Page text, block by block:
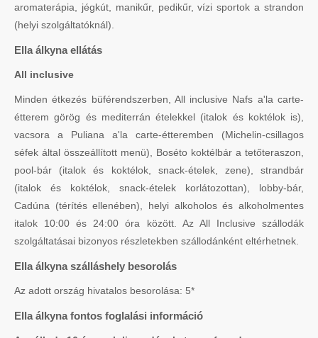
aromaterápia, jégkút, manikűr, pedikűr, vízi sportok a strandon
(helyi szolgáltatóknál).
Ella álkyna ellátás
All inclusive
Minden étkezés büférendszerben, All inclusive Nafs a'la carte-
étterem görög és mediterrán ételekkel (italok és koktélok is),
vacsora a Puliana a'la carte-étteremben (Michelin-csillagos
séfek által összeállított menü), Boséto koktélbár a tetőteraszon,
pool-bár (italok és koktélok, snack-ételek, zene), strandbár
(italok és koktélok, snack-ételek korlátozottan), lobby-bár,
Cadúna (térítés ellenében), helyi alkoholos és alkoholmentes
italok 10:00 és 24:00 óra között. Az All Inclusive szállodák
szolgáltatásai bizonyos részletekben szállodánként eltérhetnek.
Ella álkyna szálláshely besorolás
Az adott ország hivatalos besorolása: 5*
Ella álkyna fontos foglalási információ